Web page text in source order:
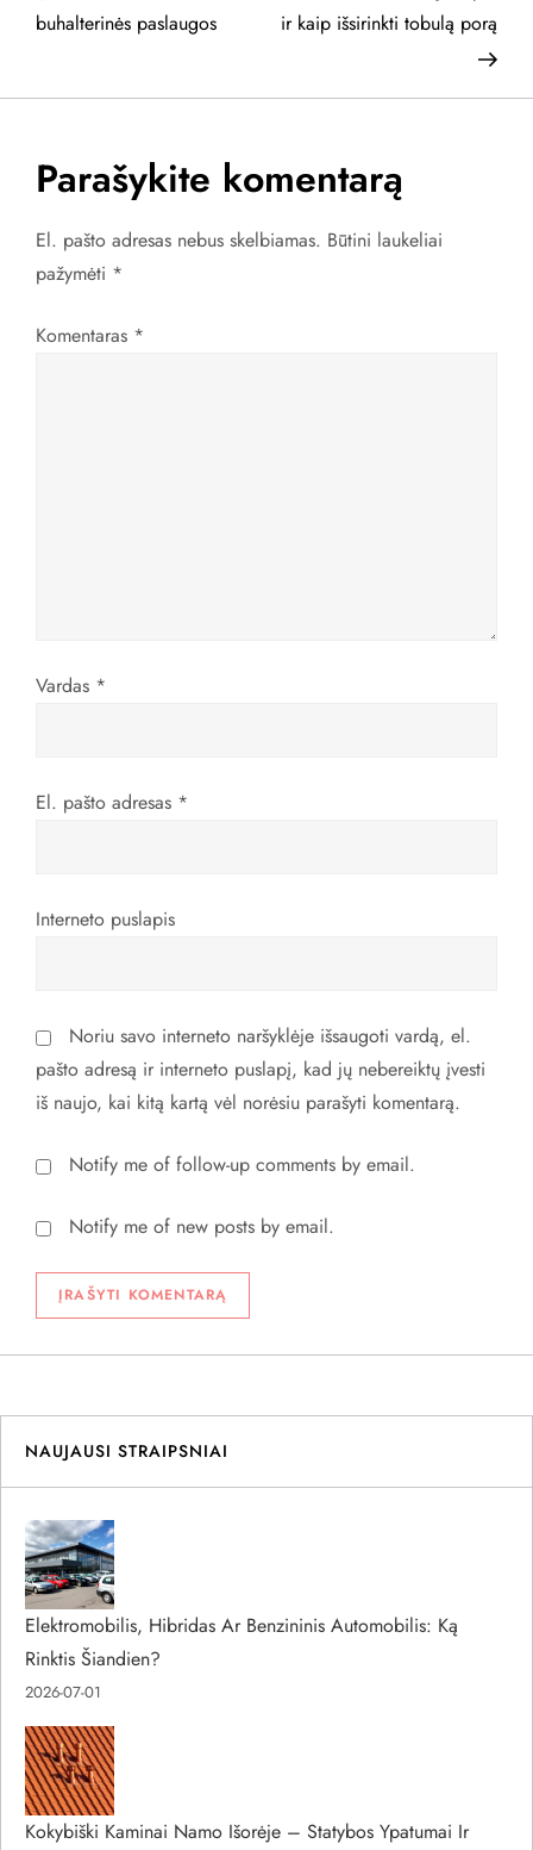
a
g
a
c
i
p
r
š
buhalterinės paslaugos
ir kaip išsirinkti tobulą porą
Parašykite komentarą
El. pašto adresas nebus skelbiamas. Būtini laukeliai
pažymėti *
Komentaras *
Vardas *
El. pašto adresas *
Interneto puslapis
Noriu savo interneto naršyklėje išsaugoti vardą, el.
pašto adresą ir interneto puslapį, kad jų nebereiktų įvesti
iš naujo, kai kitą kartą vėl norėsiu parašyti komentarą.
Notify me of follow-up comments by email.
Notify me of new posts by email.
NAUJAUSI STRAIPSNIAI
Elektromobilis, Hibridas Ar Benzininis Automobilis: Ką
Rinktis Šiandien?
2026-07-01
Kokybiški Kaminai Namo Išorėje – Statybos Ypatumai Ir